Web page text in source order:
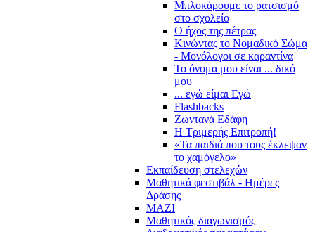
Μπλοκάρουμε το ρατσισμό
στο σχολείο
Ο ήχος της πέτρας
Κινώντας το Νομαδικό Σώμα
- Μονόλογοι σε καραντίνα
Το όνομα μου είναι ... δικό
μου
... εγώ είμαι Εγώ
Flashbacks
Ζωντανά Εδάφη
Η Τριμερής Επιτροπή!
«Τα παιδιά που τους έκλεψαν
το χαμόγελο»
Εκπαίδευση στελεχών
Μαθητικά φεστιβάλ - Ημέρες
Δράσης
ΜΑΖΙ
Μαθητικός διαγωνισμός